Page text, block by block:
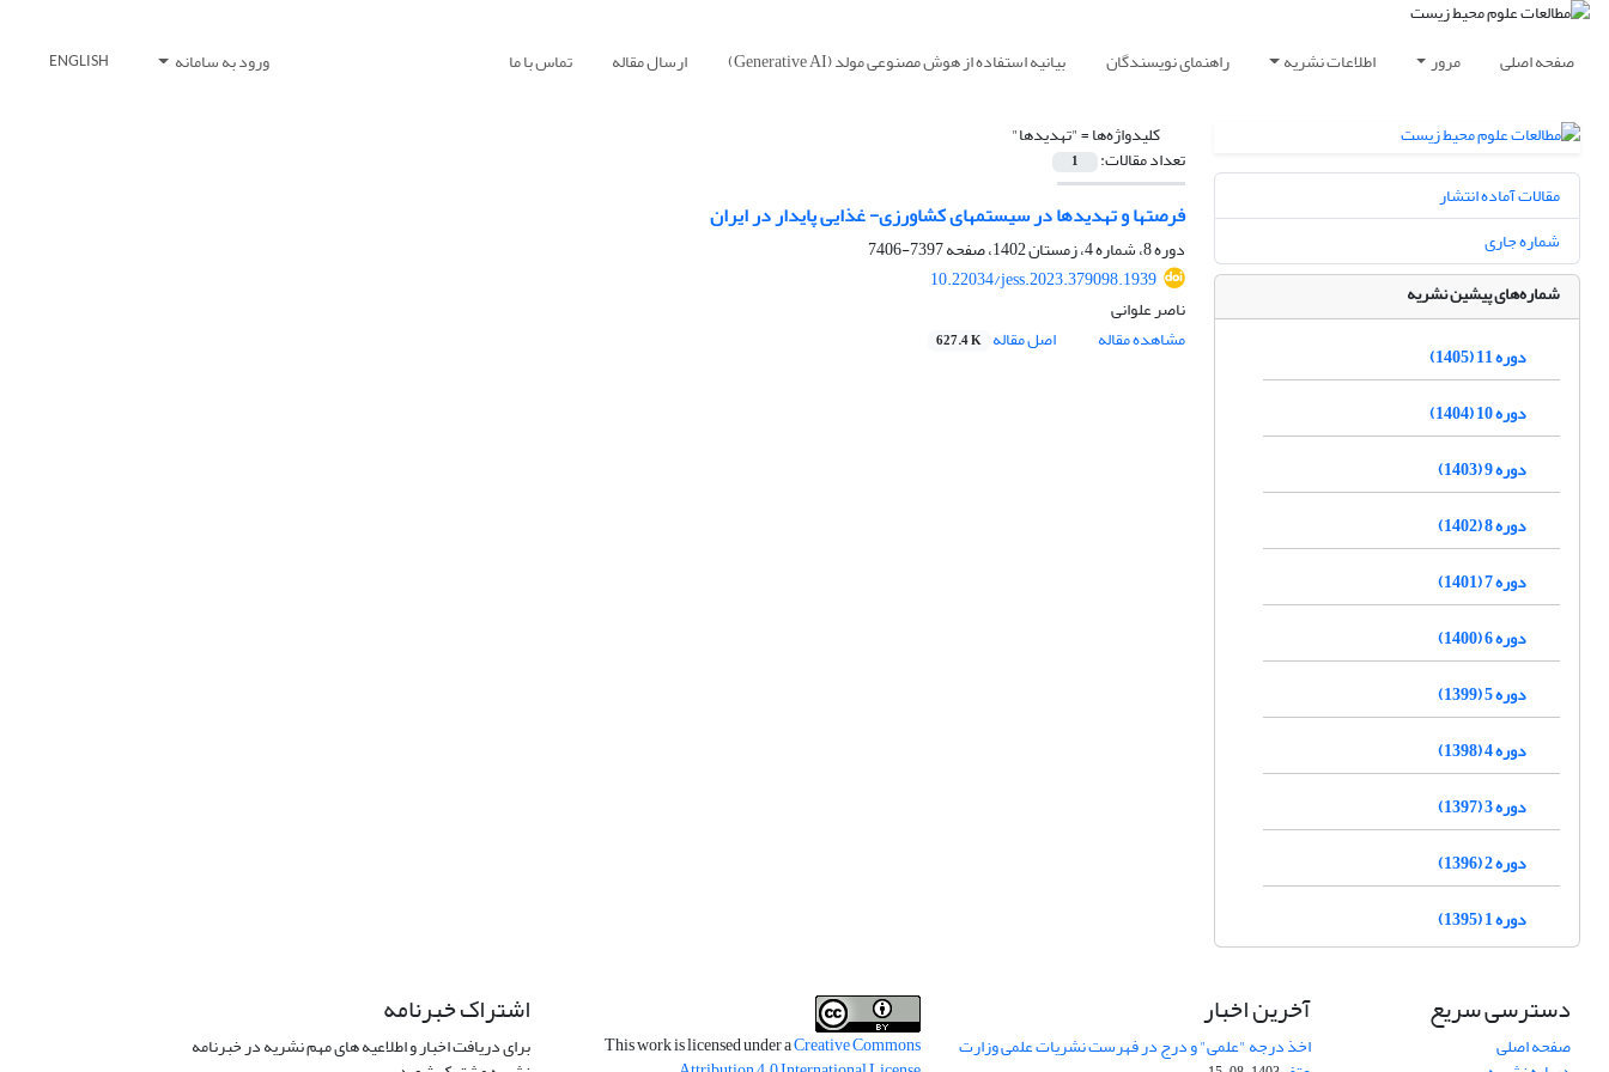
صفحه اصلی مرور اطلاعات نشریه راهنمای نویسندگان بیانیه استفاده از هوش مصنوعی مولد (Generative AI) ارسال مقاله تماس با ما ورود به سامانه ENGLISH
کلیدواژه‌ها ="تهدید‏ها"
تعداد مقالات: 1
فرصت‏ها و تهدیدها در سیستم‏های کشاورزی- غذایی پایدار در ایران
دوره 8، شماره 4، زمستان 1402، صفحه
7397-7406
10.22034/jess.2023.379098.1939
ناصر علوانی
مشاهده مقاله
اصل مقاله 627.4 K
مقالات آماده انتشار
شماره جاری
شماره‌های پیشین نشریه
دوره 11 (1405)
دوره 10 (1404)
دوره 9 (1403)
دوره 8 (1402)
دوره 7 (1401)
دوره 6 (1400)
دوره 5 (1399)
دوره 4 (1398)
دوره 3 (1397)
دوره 2 (1396)
دوره 1 (1395)
دسترسی سریع
صفحه اصلی
آخرین اخبار
اخذ درجه "علمی" و درج در فهرست نشریات علمی وزارت This work is licensed under aCreative Commons
اشتراک خبرنامه
برای دریافت اخبار و اطلاعیه های مهم نشریه در خبرنامه